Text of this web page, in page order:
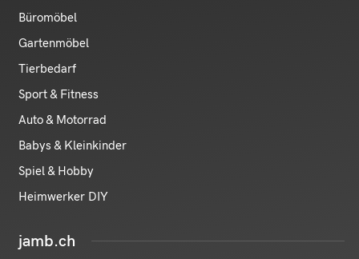
Büromöbel
Gartenmöbel
Tierbedarf
Sport & Fitness
Auto & Motorrad
Babys & Kleinkinder
Spiel & Hobby
Heimwerker DIY
jamb.ch